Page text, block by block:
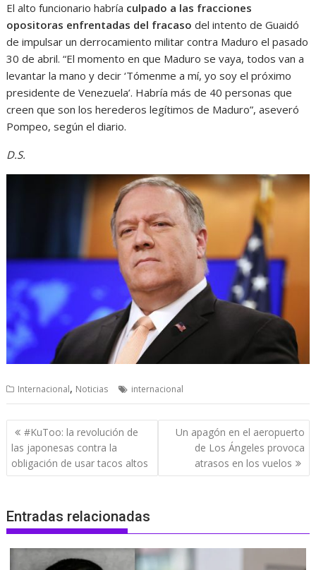
El alto funcionario habría culpado a las fracciones
opositoras enfrentadas del fracaso del intento de Guaidó
de impulsar un derrocamiento militar contra Maduro el pasado
30 de abril. “El momento en que Maduro se vaya, todos van a
levantar la mano y decir ‘Tómenme a mí, yo soy el próximo
presidente de Venezuela’. Habría más de 40 personas que
creen que son los herederos legítimos de Maduro”, aseveró
Pompeo, según el diario.
D.S.
Internacional, Noticias internacional
Navegación
de
entradas
#KuToo: la revolución de
las japonesas contra la
obligación de usar tacos altos
Un apagón en el aeropuerto
de Los Ángeles provoca
atrasos en los vuelos
Entradas relacionadas